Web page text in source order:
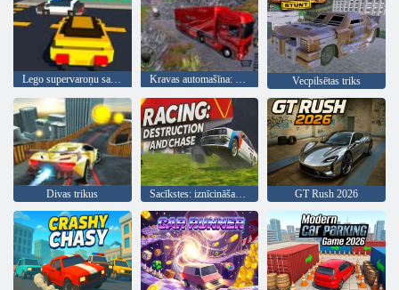
Lego supervaroņu sacīkstes Kravas automašīna: Eiro-Amerikas tūre Vecpilsētas triks
Divas trikus Sacīkstes: iznīcināšana un pakaļdzīšanās GT Rush 2026